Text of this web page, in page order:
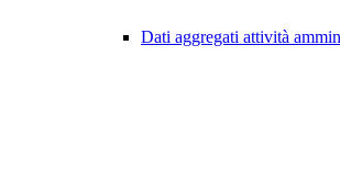
Dati aggregati attività